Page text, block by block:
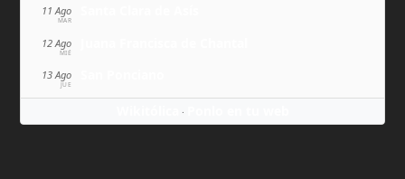
11 Ago
MAR
12 Ago
MIÉ
13 Ago
JUE
·